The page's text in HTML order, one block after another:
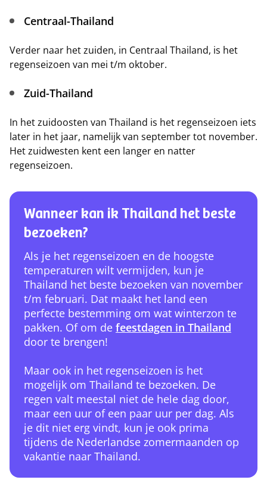
Centraal-Thailand
Verder naar het zuiden, in Centraal Thailand, is het
regenseizoen van mei t/m oktober.
Zuid-Thailand
In het zuidoosten van Thailand is het regenseizoen iets
later in het jaar, namelijk van september tot november.
Het zuidwesten kent een langer en natter
regenseizoen.
Wanneer kan ik Thailand het beste
bezoeken?
Als je het regenseizoen en de hoogste
temperaturen wilt vermijden, kun je
Thailand het beste bezoeken van november
t/m februari. Dat maakt het land een
perfecte bestemming om wat winterzon te
pakken. Of om de feestdagen in Thailand
door te brengen!
Maar ook in het regenseizoen is het
mogelijk om Thailand te bezoeken. De
regen valt meestal niet de hele dag door,
maar een uur of een paar uur per dag. Als
je dit niet erg vindt, kun je ook prima
tijdens de Nederlandse zomermaanden op
vakantie naar Thailand.